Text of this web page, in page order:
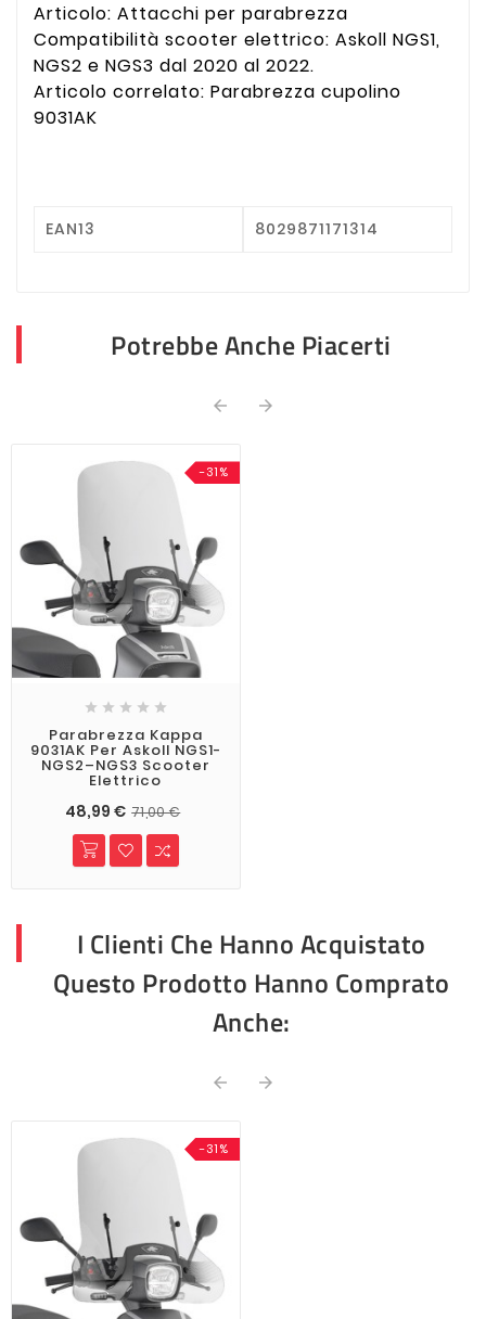
Articolo: Attacchi per parabrezza
Compatibilità scooter elettrico: Askoll NGS1,
NGS2 e NGS3 dal 2020 al 2022.
Articolo correlato: Parabrezza cupolino
9031AK
EAN13 8029871171314
Potrebbe Anche Piacerti
 
-31%
    
Parabrezza Kappa
9031AK Per Askoll NGS1-
NGS2–NGS3 Scooter
Elettrico
48,99 € 71,00 €
I Clienti Che Hanno Acquistato
Questo Prodotto Hanno Comprato
Anche:
 
-31%